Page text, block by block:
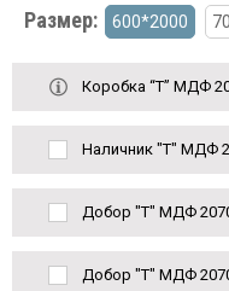
Размер: 600*2000
Коробка “Т” МДФ
Наличник "Т" МДФ
Добор "Т" МДФ
Добор "Т" МДФ